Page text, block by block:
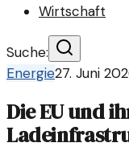
Wirtschaft
Suche:
Energie27. Juni
Die EU und